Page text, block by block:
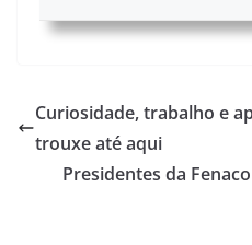
Curiosidade, trabalho e
trouxe até aqui
Presidentes da